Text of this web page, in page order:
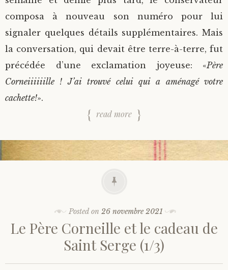
composa à nouveau son numéro pour lui
signaler quelques détails supplémentaires. Mais
la conversation, qui devait être terre-à-terre, fut
précédée d’une exclamation joyeuse: «Père
Corneiiiiiille ! J’ai trouvé celui qui a aménagé votre
cachette!».
read more
Posted on 26 novembre 2021
Le Père Corneille et le cadeau de
Saint Serge (1/3)